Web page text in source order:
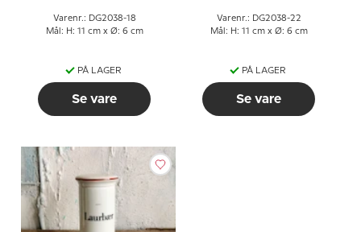
Varenr.: DG2038-18
Mål: H: 11 cm x Ø: 6 cm
PÅ LAGER
Se vare
Varenr.: DG2038-22
Mål: H: 11 cm x Ø: 6 cm
PÅ LAGER
Se vare